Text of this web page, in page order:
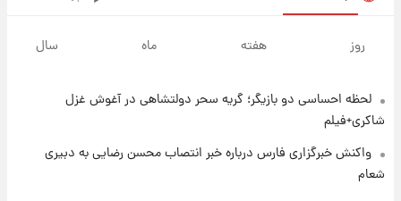
شنبه ۱۷ مرداد ۱۴۰۵
۱۷ ساعت پیش
روز هفته ماه سال
لحظه احساسی دو بازیگر؛ گریه سحر دولتشاهی در آغوش غزل
شاکری+فیلم
واکنش خبرگزاری فارس درباره خبر انتصاب محسن رضایی به دبیری
شعام